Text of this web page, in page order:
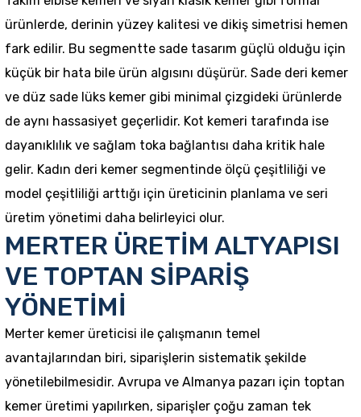
ürünlerde, derinin yüzey kalitesi ve dikiş simetrisi hemen
fark edilir. Bu segmentte sade tasarım güçlü olduğu için
küçük bir hata bile ürün algısını düşürür. Sade deri kemer
ve düz sade lüks kemer gibi minimal çizgideki ürünlerde
de aynı hassasiyet geçerlidir. Kot kemeri tarafında ise
dayanıklılık ve sağlam toka bağlantısı daha kritik hale
gelir. Kadın deri kemer segmentinde ölçü çeşitliliği ve
model çeşitliliği arttığı için üreticinin planlama ve seri
üretim yönetimi daha belirleyici olur.
MERTER ÜRETİM ALTYAPISI
VE TOPTAN SİPARİŞ
YÖNETİMİ
Merter kemer üreticisi ile çalışmanın temel
avantajlarından biri, siparişlerin sistematik şekilde
yönetilebilmesidir. Avrupa ve Almanya pazarı için toptan
kemer üretimi yapılırken, siparişler çoğu zaman tek